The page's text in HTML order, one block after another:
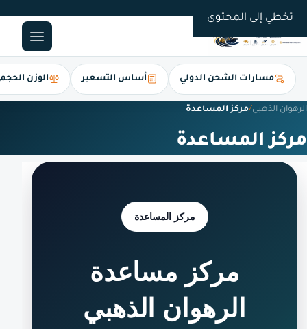
تخطي إلى المحتوى
مسارات الشحن الدولي أساس التسعير الوزن
الرهوان الذهبي/مركز المساعدة
مركز المساعدة
مركز المساعدة
مركز مساعدة
الرهوان الذهبي